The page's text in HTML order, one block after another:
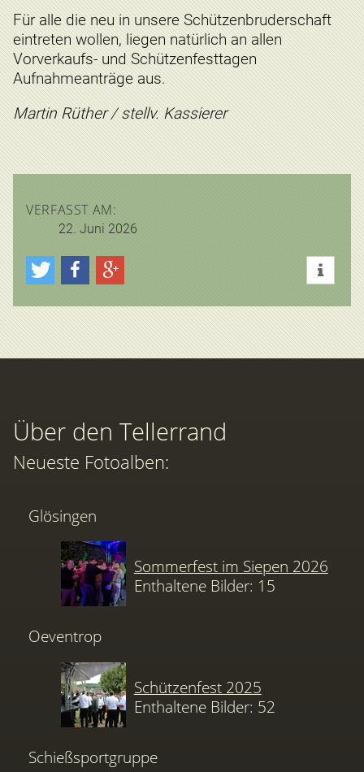
Für alle die neu in unsere Schützenbruderschaft
eintreten wollen, liegen natürlich an allen
Vorverkaufs- und Schützenfesttagen
Aufnahmeanträge aus.
Martin Rüther / stellv. Kassierer
VERFASST AM:
22. Juni 2026
Über den Tellerrand
Neueste Fotoalben:
Glösingen
Sommerfest im Siepen 2026
Enthaltene Bilder: 15
Oeventrop
Schützenfest 2025
Enthaltene Bilder: 52
Schießsportgruppe